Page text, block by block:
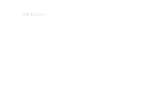
AD Footer